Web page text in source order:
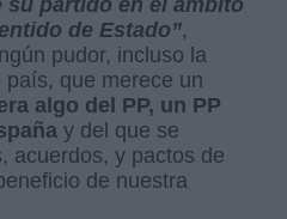
de Estado”,
pudor, incluso la
que merece un
algo del PP, un PP
y del que se
acuerdos, y pactos de
de nuestra